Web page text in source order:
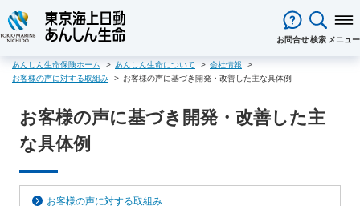
お問合せ検索 メニュー
保険をお考えのお客様
保険商品から選ぶ
ライフイベントから選ぶ
心配ごとから選ぶ
ご相談・ご契約の流れ
資料請求
医療保険
メディカルＫｉｔエール
ご契約者様
ご契約者様TOPへ
東京海上日動マイページのご案内
重要なお知らせ
サービス
法人のお客様TOPへ
企業のライフステージごとに必要
経営者の皆様向け商品
あんしん生命保険ホーム あんしん生命について
会社情報
お客様の声に対する取組み
お客様の声に基づき開発・改善した主な具体例
お客様の声に基づき開発・改善した主
な具体例
お客様の声に対する取組み